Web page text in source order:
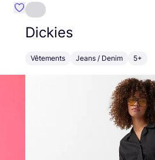
Préféré {nom}
Dickies
Vêtements Jeans / Denim 5+